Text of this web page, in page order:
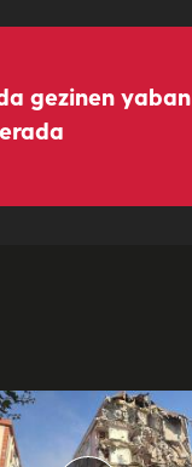
gezinen yaban